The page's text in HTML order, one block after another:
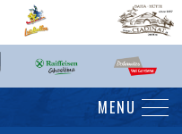
MENU